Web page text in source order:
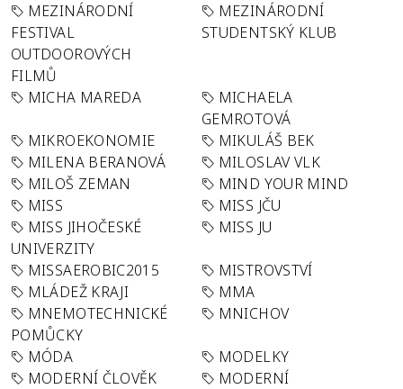
MEZINÁRODNÍ
FESTIVAL
OUTDOOROVÝCH
FILMŮ
MEZINÁRODNÍ
STUDENTSKÝ KLUB
MICHA MAREDA
MICHAELA
GEMROTOVÁ
MIKROEKONOMIE
MIKULÁŠ BEK
MILENA BERANOVÁ
MILOSLAV VLK
MILOŠ ZEMAN
MIND YOUR MIND
MISS
MISS JČU
MISS JIHOČESKÉ
UNIVERZITY
MISS JU
MISSAEROBIC2015
MISTROVSTVÍ
MLÁDEŽ KRAJI
MMA
MNEMOTECHNICKÉ
POMŮCKY
MNICHOV
MÓDA
MODELKY
MODERNÍ ČLOVĚK
MODERNÍ